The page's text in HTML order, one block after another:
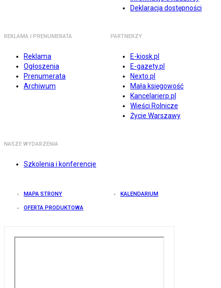
Deklaracja dostępności
REKLAMA I PRENUMERATA
Reklama
Ogłoszenia
Prenumerata
Archiwum
PARTNERZY
E-kiosk.pl
E-gazety.pl
Nexto.pl
Mała księgowość
Kancelarierp.pl
Wieści Rolnicze
Życie Warszawy
NASZE WYDARZENIA
Szkolenia i konferencje
MAPA STRONY KALENDARIUM
OFERTA PRODUKTOWA